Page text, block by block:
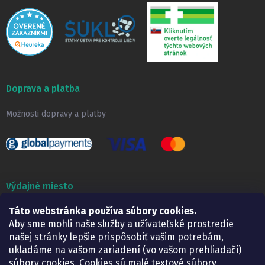
Táto webstránka používa súbory cookies.
Aby sme mohli naše služby a užívateľské prostredie
našej stránky lepšie prispôsobiť vašim potrebám,
ukladáme na vašom zariadení (vo vašom prehliadači)
Doprava a platba
Možnosti dopravy a platby
Výdajné miesto
Lekáreň ADONAI
Košice – Smetanova 2
Pondelok:
07.30 – 15.30 h.
Utorok:
07.30 – 16.00 h.
Streda:
07.30 – 16.00 h.